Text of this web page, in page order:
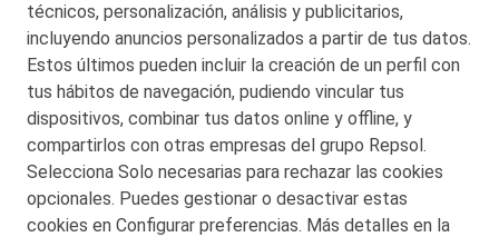
San Martín 5-Edificio Muñatones,
48550 Muskiz (Bizkaia)
Telf. 946 357 000
© 2026 Petronor S.A.
CONTACTO
técnicos, personalización, análisis y publicitarios,
incluyendo anuncios personalizados a partir de tus datos.
Estos últimos pueden incluir la creación de un perfil con
tus hábitos de navegación, pudiendo vincular tus
dispositivos, combinar tus datos online y offline, y
compartirlos con otras empresas del grupo Repsol.
Selecciona Solo necesarias para rechazar las cookies
opcionales. Puedes gestionar o desactivar estas
cookies en Configurar preferencias. Más detalles en la